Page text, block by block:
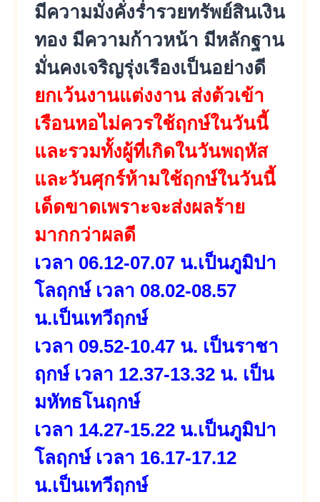
มีความมั่งคั่งร่ำรวยทรัพย์สินเงิน
ทอง มีความก้าวหน้า มีหลักฐาน
มั่นคงเจริญรุ่งเรืองเป็นอย่างดี
ยกเว้นงานแต่งงาน ส่งต้วเข้า
เรือนหอไม่ควรใช้ฤกษ์ในวันนี้
และรวมทั้งผู้ที่เกิดในวันพฤหัส
และวันศุกร์ห้ามใช้ฤกษ์ในวันนี้
เด็ดขาดเพราะจะส่งผลร้าย
มากกว่าผลดี
เวลา 06.12-07.07 น.เป็นภูมิปา
โลฤกษ์ เวลา 08.02-08.57
น.เป็นเทวีฤกษ์
เวลา 09.52-10.47 น. เป็นราชา
ฤกษ์ เวลา 12.37-13.32 น. เป็น
มหัทธโนฤกษ์
เวลา 14.27-15.22 น.เป็นภูมิปา
โลฤกษ์ เวลา 16.17-17.12
น.เป็นเทวีฤกษ์